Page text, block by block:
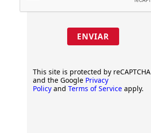
ENVIAR
This site is protected by reCAPTCHA
and the Google Privacy
Policy and Terms of Service apply.